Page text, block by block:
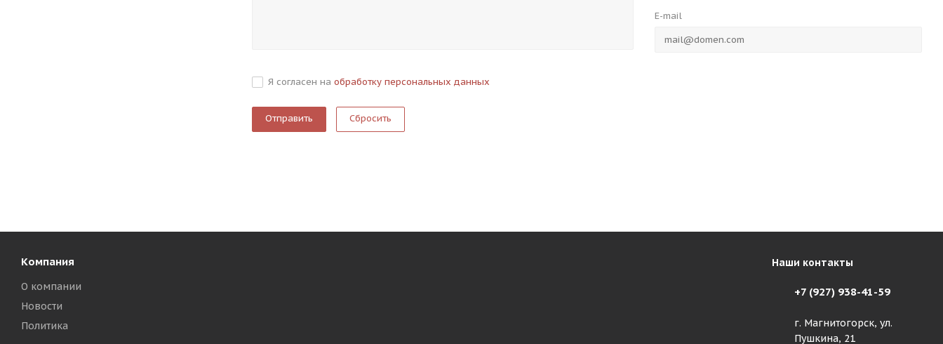
E-mail
Я согласен на обработку персональных данных
Сбросить
Компания
О компании
Новости
Политика
Наши контакты
+7 (927) 938-41-59
г. Магнитогорск, ул.
Пушкина, 21